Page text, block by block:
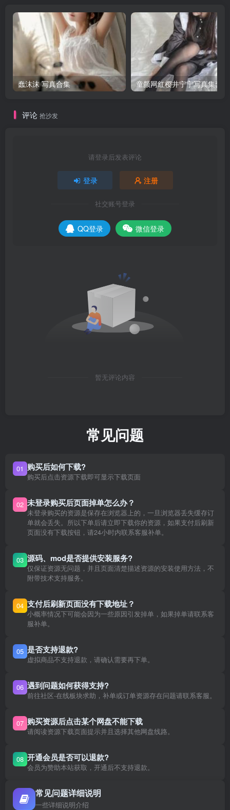
蠢沫沫 写真合集 童颜网红樱井宁宁写真集套图
评论 抢沙发
请登录后发表评论
登录 注册
社交账号登录
QQ登录 微信登录
暂无评论内容
常见问题
01 购买后如何下载?
购买后点击资源下载即可显示下载页面
02 未登录购买后页面掉单怎么办？
未登录购买的资源是保存在浏览器上的，一旦浏览器丢失缓存订
单就会丢失。所以下单后请立即下载你的资源，如果支付后刷新
页面没有下载按钮，请24小时内联系客服补单。
03 源码、mod是否提供安装服务?
仅保证资源无问题，并且页面清楚描述资源的安装使用方法，不
附带技术支持服务。
04 支付后刷新页面没有下载地址？
小概率情况下可能会因为一些原因引发掉单，如果掉单请联系客
服补单。
05 是否支持退款?
虚拟商品不支持退款，请确认需要再下单。
06 遇到问题如何获得支持?
前往社区-在线板块求助，补单或订单资源存在问题请联系客服。
07 购买资源后点击某个网盘不能下载
请阅读资源下载页面提示并且选择其他网盘线路。
08 开通会员是否可以退款?
会员为赞助本站获取，开通后不支持退款。
常见问题详细说明
一些详细说明介绍